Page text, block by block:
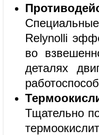
Relynolli
во
деталях
Тщательно